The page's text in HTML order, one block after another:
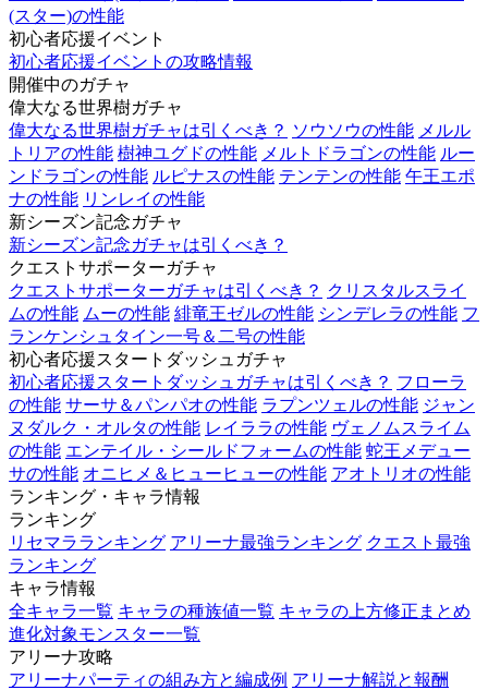
(スター)の性能
初心者応援イベント
初心者応援イベントの攻略情報
開催中のガチャ
偉大なる世界樹ガチャ
偉大なる世界樹ガチャは引くべき？ ソウソウの性能 メルル
トリアの性能 樹神ユグドの性能 メルトドラゴンの性能 ルー
ンドラゴンの性能 ルピナスの性能 テンテンの性能 午王エポ
ナの性能 リンレイの性能
新シーズン記念ガチャ
新シーズン記念ガチャは引くべき？
クエストサポーターガチャ
クエストサポーターガチャは引くべき？ クリスタルスライ
ムの性能 ムーの性能 緋竜王ゼルの性能 シンデレラの性能 フ
ランケンシュタイン一号＆二号の性能
初心者応援スタートダッシュガチャ
初心者応援スタートダッシュガチャは引くべき？ フローラ
の性能 サーサ＆パンパオの性能 ラプンツェルの性能 ジャン
ヌダルク・オルタの性能 レイララの性能 ヴェノムスライム
の性能 エンテイル・シールドフォームの性能 蛇王メデュー
サの性能 オニヒメ＆ヒューヒューの性能 アオトリオの性能
ランキング・キャラ情報
ランキング
リセマラランキング アリーナ最強ランキング クエスト最強
ランキング
キャラ情報
全キャラ一覧 キャラの種族値一覧 キャラの上方修正まとめ
進化対象モンスター一覧
アリーナ攻略
アリーナパーティの組み方と編成例 アリーナ解説と報酬